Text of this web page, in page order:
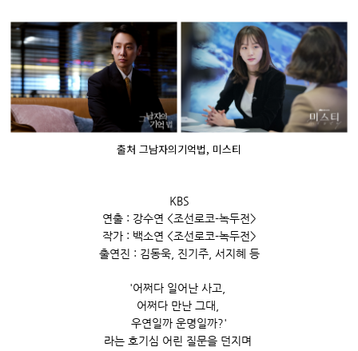
출처 그남자의기억법, 미스티
KBS
연출 : 강수연 <조선로코-녹두전>
작가 : 백소연 <조선로코-녹두전>
출연진 : 김동욱, 진기주, 서지혜 등
'어쩌다 일어난 사고,
어쩌다 만난 그대,
우연일까 운명일까?'
라는 호기심 어린 질문을 던지며